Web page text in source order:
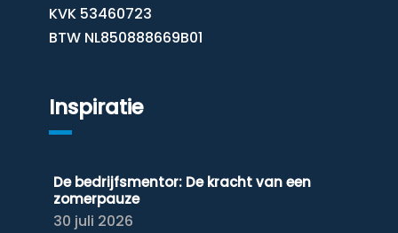
KVK 53460723
BTW NL850888669B01
Inspiratie
De bedrijfsmentor: De kracht van een
zomerpauze
30 juli 2026